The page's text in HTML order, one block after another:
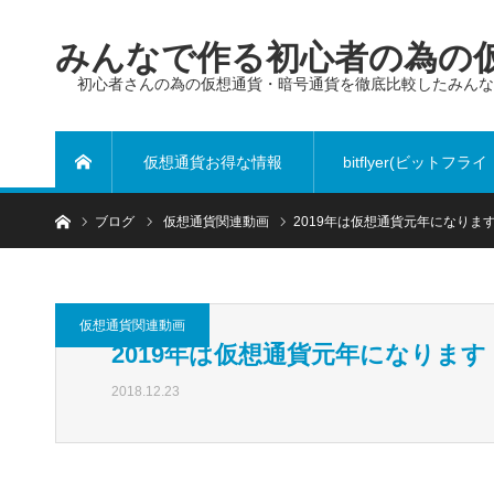
みんなで作る初心者の為の
初心者さんの為の仮想通貨・暗号通貨を徹底比較したみん
仮想通貨お得な情報 bitflyer(ビットフライ
ヤー)
ホームブログ 仮想通貨関連動画 2019年は仮想通貨元年になりま
仮想通貨関連動画
2019年は仮想通貨元年になります
2018.12.23